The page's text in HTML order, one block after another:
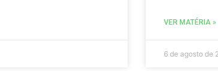
VER MATÉRIA »
6 de agosto de